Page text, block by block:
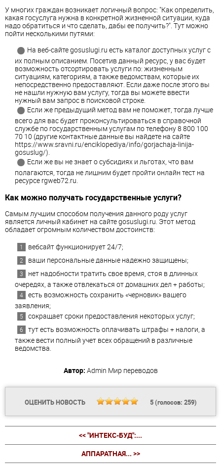
У многих граждан возникает логичный вопрос: "Как определить,
какая госуслуга нужна в конкретной жизненной ситуации, куда
надо обратиться и что сделать, дабы ее получить?". Тут можно
пойти несколькими путями:
На веб-сайте gosuslugi.ru есть каталог доступных услуг с
их полным описанием. Посетив данный ресурс, у вас будет
возможность отсортировать услуги по: жизненным
ситуациям, категориям, а также ведомствам, которые их
непосредственно предоставляют. Если даже после этого вы
не нашли нужную вам услугу, тогда вы можете ввести
нужный вам запрос в поисковой строке.
Если же предыдущий метод вам не поможет, тогда лучше
всего для вас будет проконсультироваться в справочной
службе по государственным услугам по телефону 8 800 100
70 10 (другие контактные данные вы найдете на сайте
https://www.sravni.ru/enciklopediya/info/gorjachaja-linija-
gosuslug/).
Если же вы не знает о субсидиях и льготах, что вам
полагаются, тогда не лишним будет пройти онлайн тест на
ресурсе rgweb72.ru.
Как можно получать государственные услуги?
Самым лучшим способом получения данного роду услуг
является личный кабинет на сайте gosuslugi.ru. Этот метод
обладает огромным количеством достоинств:
вебсайт функционирует 24/7;
ваши персональные данные надежно защищены;
нет надобности тратить свое время, стоя в длинных
очередях, а также отвлекаться от домашних дел + работы;
есть возможность сохранить «черновик» вашего
заявления;
сокращает сроки предоставления некоторых услуг;
тут есть возможность оплачивать штрафы + налоги, а
также вести полный учет всех обращений в различные
ведомства.
Автор: Admin Мир переводов
ОЦЕНИТЬ НОВОСТЬ 5(голосов: 259)
<< "ИНТЕКС-БУД":...
АППАРАТНАЯ... >>